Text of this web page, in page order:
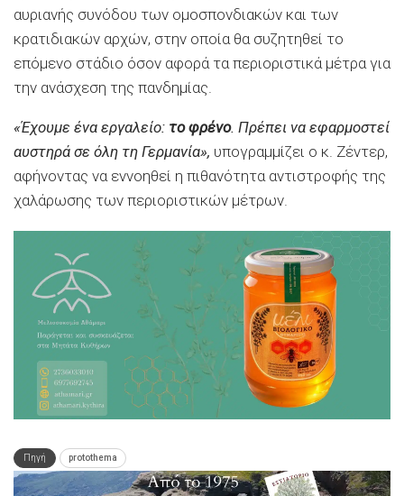
αυριανής συνόδου των ομοσπονδιακών και των
κρατιδιακών αρχών, στην οποία θα συζητηθεί το
επόμενο στάδιο όσον αφορά τα περιοριστικά μέτρα για
την ανάσχεση της πανδημίας.
«Έχουμε ένα εργαλείο: το φρένο. Πρέπει να εφαρμοστεί
αυστηρά σε όλη τη Γερμανία», υπογραμμίζει ο κ. Ζέντερ,
αφήνοντας να εννοηθεί η πιθανότητα αντιστροφής της
χαλάρωσης των περιοριστικών μέτρων.
Πηγή protothema